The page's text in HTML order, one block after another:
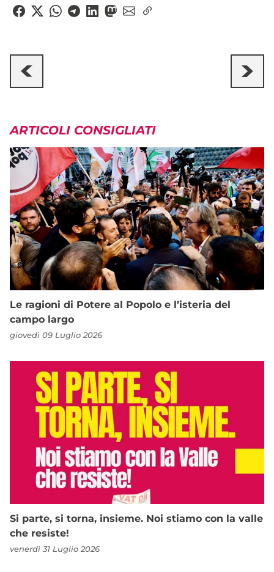
ARTICOLI CONSIGLIATI
Le ragioni di Potere al Popolo e l’isteria del
campo largo
giovedì 09 Luglio 2026
Si parte, si torna, insieme. Noi stiamo con la valle
che resiste!
venerdì 31 Luglio 2026